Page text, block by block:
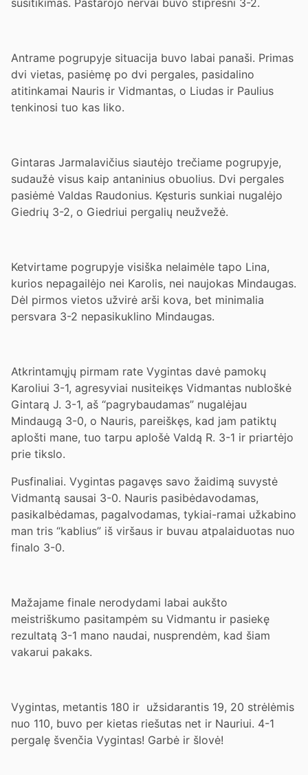
susitikimas. Pastarojo nervai buvo stipresni 3-2.
Antrame pogrupyje situacija buvo labai panaši. Primas
dvi vietas, pasiėmę po dvi pergales, pasidalino
atitinkamai Nauris ir Vidmantas, o Liudas ir Paulius
tenkinosi tuo kas liko.
Gintaras Jarmalavičius siautėjo trečiame pogrupyje,
sudaužė visus kaip antaninius obuolius. Dvi pergales
pasiėmė Valdas Raudonius. Kęsturis sunkiai nugalėjo
Giedrių 3-2, o Giedriui pergalių neužvežė.
Ketvirtame pogrupyje visiška nelaimėle tapo Lina,
kurios nepagailėjo nei Karolis, nei naujokas Mindaugas.
Dėl pirmos vietos užvirė arši kova, bet minimalia
persvara 3-2 nepasikuklino Mindaugas.
Atkrintamųjų pirmam rate Vygintas davė pamokų
Karoliui 3-1, agresyviai nusiteikęs Vidmantas nubloškė
Gintarą J. 3-1, aš “pagrybaudamas” nugalėjau
Mindaugą 3-0, o Nauris, pareiškęs, kad jam patiktų
aplošti mane, tuo tarpu aplošė Valdą R. 3-1 ir priartėjo
prie tikslo.
Pusfinaliai. Vygintas pagavęs savo žaidimą suvystė
Vidmantą sausai 3-0. Nauris pasibėdavodamas,
pasikalbėdamas, pagalvodamas, tykiai-ramai užkabino
man tris “kablius” iš viršaus ir buvau atpalaiduotas nuo
finalo 3-0.
Mažajame finale nerodydami labai aukšto
meistriškumo pasitampėm su Vidmantu ir pasiekę
rezultatą 3-1 mano naudai, nusprendėm, kad šiam
vakarui pakaks.
Vygintas, metantis 180 ir užsidarantis 19, 20 strėlėmis
nuo 110, buvo per kietas riešutas net ir Nauriui. 4-1
pergalę švenčia Vygintas! Garbė ir šlovė!